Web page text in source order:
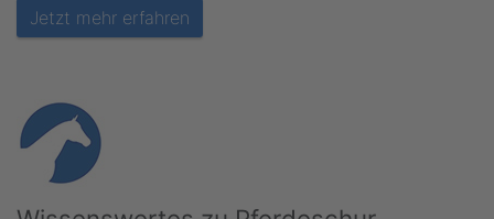
Jetzt mehr erfahren